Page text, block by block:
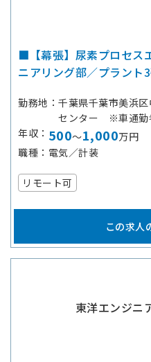
■【幕張】尿素プロセス
ニアリング部／プラント
勤務地
千葉県千葉市美浜
センター ※車通勤
年収
500～1,000万円
職種
電気／計装
リモート可
この求人
東洋エンジニ